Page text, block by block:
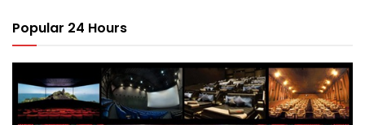
Popular 24 Hours